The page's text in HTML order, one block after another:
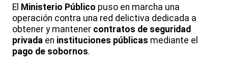
El Ministerio Público puso en marcha una
operación contra una red delictiva dedicada a
obtener y mantener contratos de seguridad
privada en instituciones públicas mediante el
pago de sobornos.